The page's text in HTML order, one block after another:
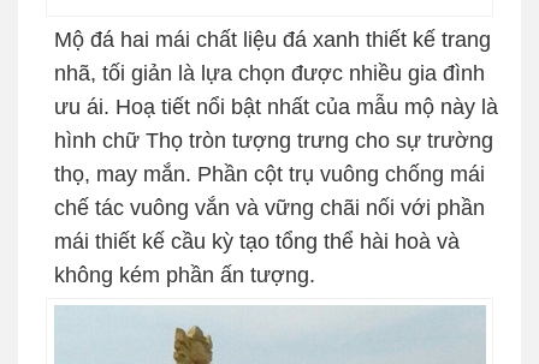
Mộ đá hai mái chất liệu đá xanh thiết kế trang
nhã, tối giản là lựa chọn được nhiều gia đình
ưu ái. Hoạ tiết nổi bật nhất của mẫu mộ này là
hình chữ Thọ tròn tượng trưng cho sự trường
thọ, may mắn. Phần cột trụ vuông chống mái
chế tác vuông vắn và vững chãi nối với phần
mái thiết kế cầu kỳ tạo tổng thể hài hoà và
không kém phần ấn tượng.